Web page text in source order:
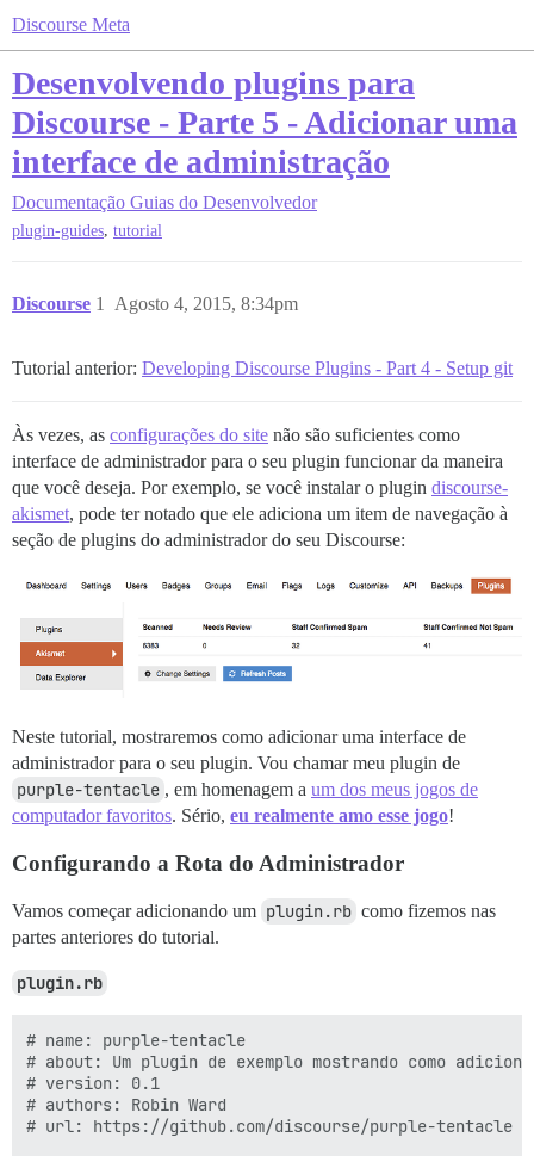
Discourse Meta
Desenvolvendo plugins para
Discourse - Parte 5 - Adicionar uma
interface de administração
Documentação Guias do Desenvolvedor
plugin-guides, tutorial
Discourse Agosto 4, 2015, 8:34pm
1
Tutorial anterior: Developing Discourse Plugins - Part 4 - Setup git
Às vezes, as configurações do site não são suficientes como
interface de administrador para o seu plugin funcionar da maneira
que você deseja. Por exemplo, se você instalar o plugin discourse-
akismet, pode ter notado que ele adiciona um item de navegação à
seção de plugins do administrador do seu Discourse:
Neste tutorial, mostraremos como adicionar uma interface de
administrador para o seu plugin. Vou chamar meu plugin de
purple-tentacle , em homenagem a um dos meus jogos de
computador favoritos. Sério, eu realmente amo esse jogo!
Configurando a Rota do Administrador
Vamos começar adicionando um plugin.rb como fizemos nas
partes anteriores do tutorial.
plugin.rb
# name: purple-tentacle
# about: Um plugin de exemplo mostrando como
# version: 0.1
# authors: Robin Ward
# url: https://github.com/discourse/purple-tentacle